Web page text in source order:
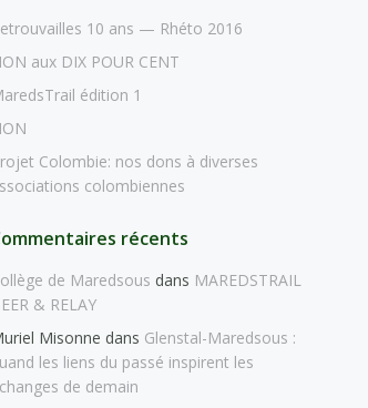
10 ans — Rhéto 2016
aux DIX POUR CENT
édition 1
Colombie: nos dons à diverses
colombiennes
récents
de Maredsous dans MAREDSTRAIL
& RELAY
Misonne dans Glenstal-Maredsous :
les liens du passé inspirent les
de demain